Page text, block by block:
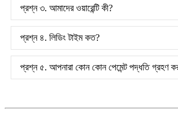
প্রশ্ন ৩. আমাদের ওয়ারেন্টি কী?
প্রশ্ন ৪. লিডিং টাইম কত?
প্রশ্ন ৫. আপনারা কোন কোন পেমেন্ট পদ্ধতি গ্রহণ